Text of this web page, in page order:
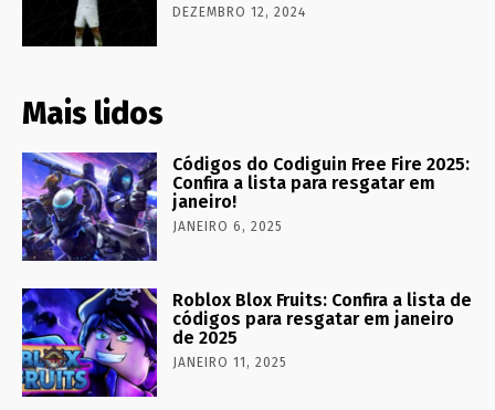
DEZEMBRO 12, 2024
Mais lidos
Códigos do Codiguin Free Fire 2025:
Confira a lista para resgatar em
janeiro!
JANEIRO 6, 2025
Roblox Blox Fruits: Confira a lista de
códigos para resgatar em janeiro
de 2025
JANEIRO 11, 2025